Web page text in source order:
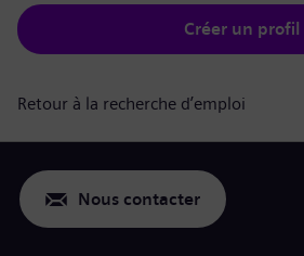
Créer un profil
Retour à la recherche d’emploi
Nous contacter